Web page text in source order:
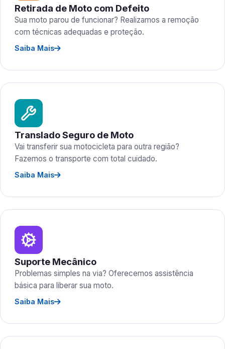
Retirada de Moto com Defeito
Sua moto parou de funcionar? Realizamos a remoção
com técnicas adequadas e proteção.
Saiba Mais
Translado Seguro de Moto
Vai transferir sua motocicleta para outra região?
Fazemos o transporte com total cuidado.
Saiba Mais
Suporte Mecânico
Problemas simples na via? Oferecemos assistência
básica para liberar sua moto.
Saiba Mais